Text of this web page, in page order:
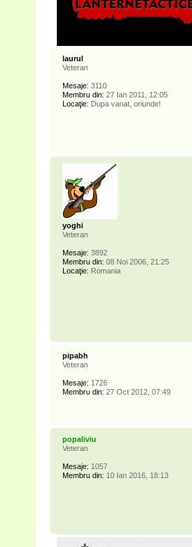
laurul
Veteran
Mesaje: 3110
Membru din: 27 Ian 2011, 12:05
Locaţie: Dupa vanat, oriunde!
yoghi
Veteran
Mesaje: 3892
Membru din: 08 Noi 2006, 21:25
Locaţie: Romania
pipabh
Veteran
Mesaje: 1726
Membru din: 27 Oct 2012, 07:49
popaliviu
Veteran
Mesaje: 1057
Membru din: 10 Ian 2016, 18:13